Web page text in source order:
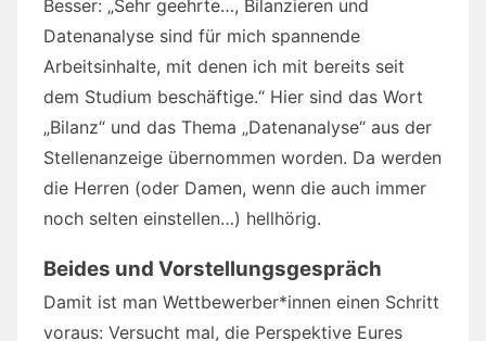
Besser: „Sehr geehrte…, Bilanzieren und
Datenanalyse sind für mich spannende
Arbeitsinhalte, mit denen ich mit bereits seit
dem Studium beschäftige.“ Hier sind das Wort
„Bilanz“ und das Thema „Datenanalyse“ aus der
Stellenanzeige übernommen worden. Da werden
die Herren (oder Damen, wenn die auch immer
noch selten einstellen…) hellhörig.
Beides und Vorstellungsgespräch
Damit ist man Wettbewerber*innen einen Schritt
voraus: Versucht mal, die Perspektive Eures